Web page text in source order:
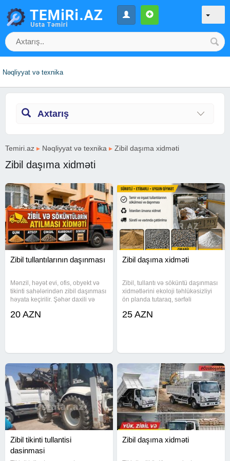
Nəqliyyat və texnika
Axtarış
Temiri.az ▸ Nəqliyyat və texnika ▸ Zibil daşıma xidməti
Zibil daşıma xidməti
Zibil tullantılarının daşınması
Mənzil, həyət evi, ofis, obyekt və
tikinti sahələrindən zibil daşınması
həyata keçirilir. Şəhər daxili və
Xidmətin üstünlükləri - Sürətli və
20 AZN
Zibil daşıma xidməti
Zibil, tullantı və söküntü daşınması
xidmətlərini ekoloji təhlükəsizliyi
ön planda tutaraq, sərfəli
və mənzillərdən çıxan hər növ
25 AZN
Zibil tikinti tullantisi
dasinmasi
Zibil daşıma xidməti